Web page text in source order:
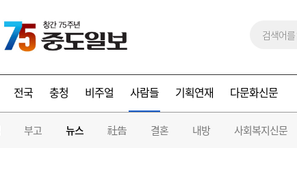
전국 충청 비주얼 사람들 기획연재 다문화신문
부고 뉴스 社告 결혼 내방 사회복지신문